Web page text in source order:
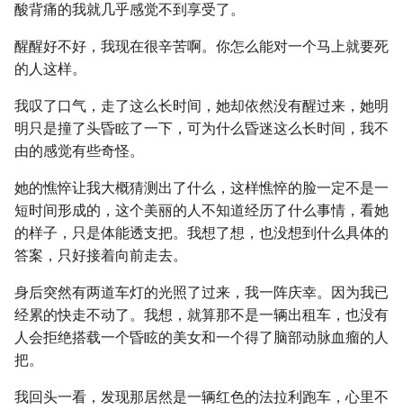
酸背痛的我就几乎感觉不到享受了。
醒醒好不好，我现在很辛苦啊。你怎么能对一个马上就要死
的人这样。
我叹了口气，走了这么长时间，她却依然没有醒过来，她明
明只是撞了头昏眩了一下，可为什么昏迷这么长时间，我不
由的感觉有些奇怪。
她的憔悴让我大概猜测出了什么，这样憔悴的脸一定不是一
短时间形成的，这个美丽的人不知道经历了什么事情，看她
的样子，只是体能透支把。我想了想，也没想到什么具体的
答案，只好接着向前走去。
身后突然有两道车灯的光照了过来，我一阵庆幸。因为我已
经累的快走不动了。我想，就算那不是一辆出租车，也没有
人会拒绝搭载一个昏眩的美女和一个得了脑部动脉血瘤的人
把。
我回头一看，发现那居然是一辆红色的法拉利跑车，心里不